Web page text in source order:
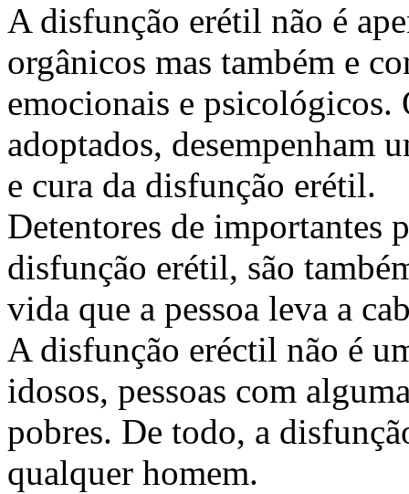
A disfunção erétil não é
orgânicos mas também e
emocionais e
adoptados, desempenham
e cura da disfunção erétil.
Detentores de importantes
disfunção erétil, são
vida que a pessoa leva a
A disfunção eréctil não é
idosos, pessoas com
pobres. De todo, a
qualquer homem.